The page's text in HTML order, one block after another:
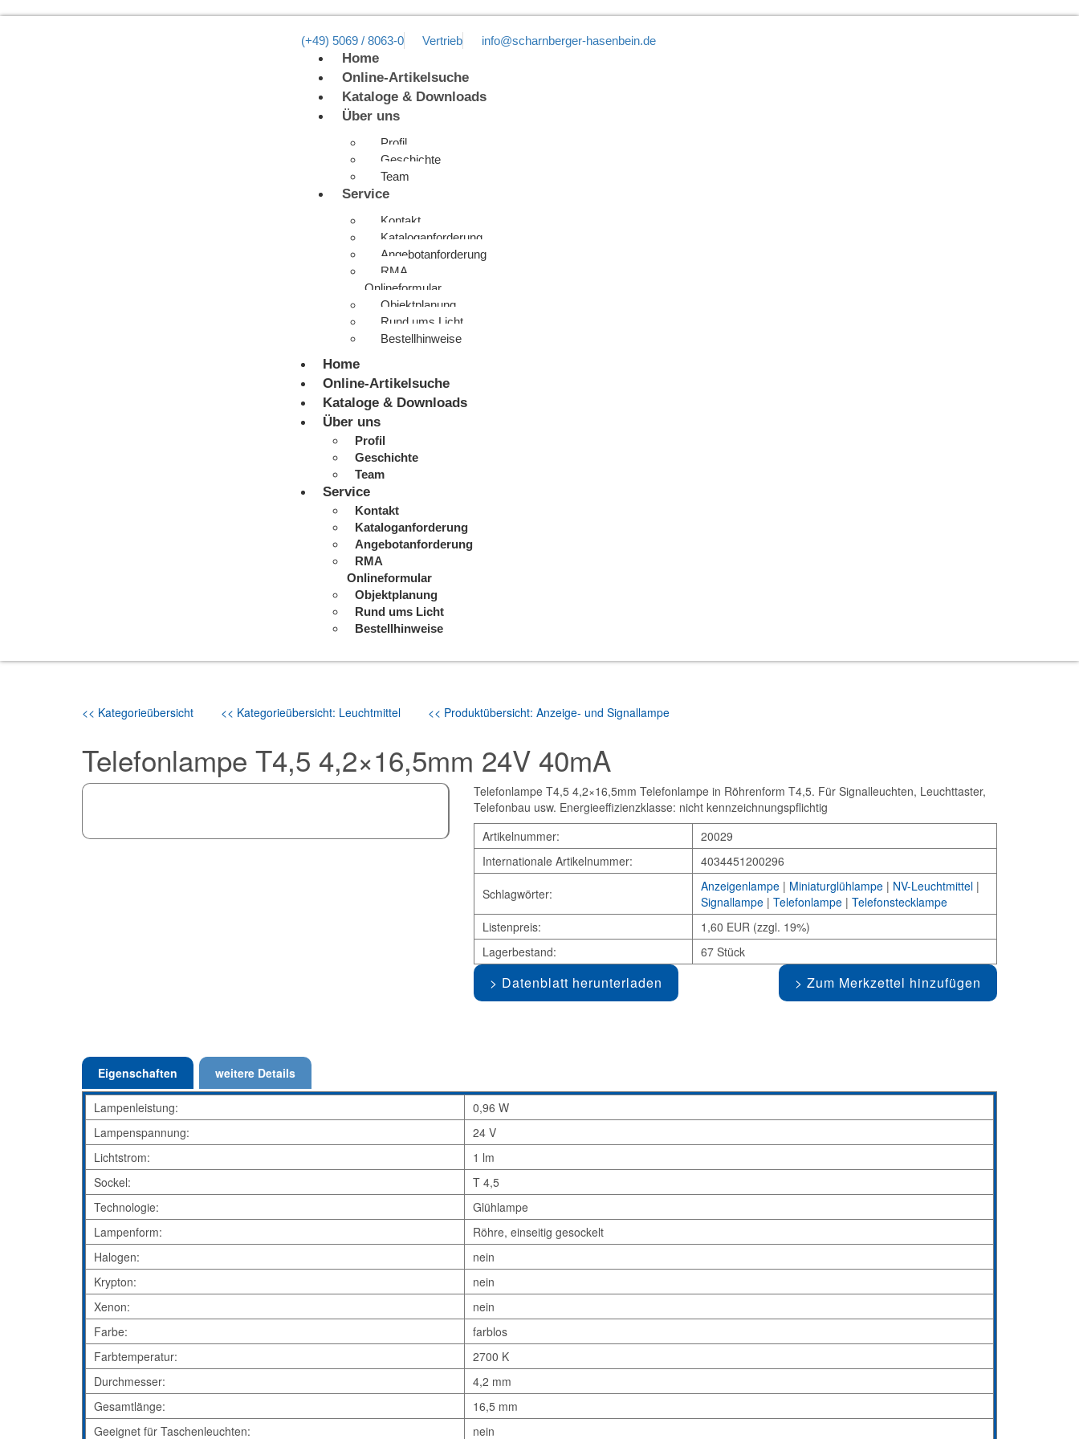
(+49) 5069 / 8063-0 Vertrieb info@scharnberger-hasenbein.de
Home
Online-Artikelsuche
Kataloge & Downloads
Über uns
Profil
Geschichte
Team
Service
Kontakt
Kataloganforderung
Angebotanforderung
RMA
Onlineformular
Objektplanung
Rund ums Licht
Bestellhinweise
Home
Online-Artikelsuche
Kataloge & Downloads
Über uns
Profil
Geschichte
Team
Service
Kontakt
Kataloganforderung
Angebotanforderung
RMA
Onlineformular
Objektplanung
Rund ums Licht
Bestellhinweise
<< Kategorieübersicht << Kategorieübersicht: Leuchtmittel << Produktübersicht: Anzeige- und Signallampe
Telefonlampe T4,5 4,2×16,5mm 24V 40mA
Telefonlampe T4,5 4,2×16,5mm Telefonlampe in Röhrenform T4,5. Für Signalleuchten, Leuchttaster,
Telefonbau usw. Energieeffizienzklasse: nicht kennzeichnungspflichtig
Artikelnummer:
20029
Internationale Artikelnummer:
4034451200296
Schlagwörter: Anzeigenlampe| Miniaturglühlampe| NV-Leuchtmittel|
Signallampe| Telefonlampe| Telefonstecklampe
Listenpreis:
1,60 EUR (zzgl. 19%)
Lagerbestand:
67 Stück
Datenblatt herunterladen Zum Merkzettel hinzufügen
Eigenschaften weitere Details
Lampenleistung:
0,96 W
Lampenspannung:
24 V
Lichtstrom:
1 lm
Sockel:
T 4,5
Technologie:
Glühlampe
Lampenform:
Röhre, einseitig gesockelt
Halogen:
nein
Krypton:
nein
Xenon:
nein
Farbe:
farblos
Farbtemperatur:
2700 K
Durchmesser:
4,2 mm
Gesamtlänge:
16,5 mm
Geeignet für Taschenleuchten:
nein